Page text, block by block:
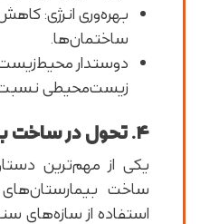
بهره‌وری انرژی:
ساختمان‌ها.
دوستدار
زیست‌محیطی
۴. تحول در ساخت بیمارستان‌های ایران
یکی از مهم‌ترین
ساخت
استفاده از سازه‌های